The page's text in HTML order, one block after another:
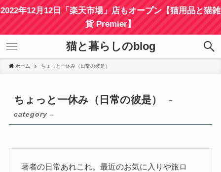
2022年12月12日「楽天市場」店もオープン【猫用品と猫雑
貨 Premier】
猫と暮らしのblog
ホーム ちょっと一休み（日常の彼是）
ちょっと一休み（日常の彼是）
–
category –
著者の日常あれこれ。最近のお気に入りや旅ロ